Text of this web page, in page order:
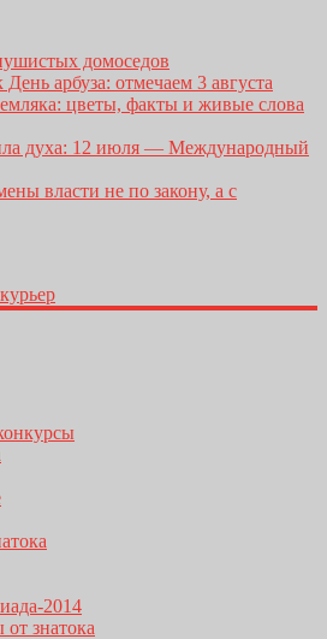
домоседов
арбуза: отмечаем 3 августа
цветы, факты и живые слова
духа: 12 июля — Международный
власти не по закону, а с
2014
знатока